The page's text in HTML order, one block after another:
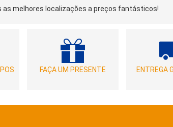
as melhores localizações a preços fantásticos!
FAÇA UM PRESENTE ENTREGA